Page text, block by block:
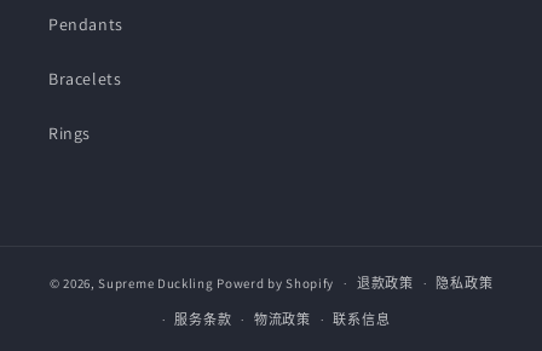
Pendants
Bracelets
Rings
© 2026, Supreme Duckling Powerd by Shopify 退款政策 隐私政策
服务条款 物流政策 联系信息